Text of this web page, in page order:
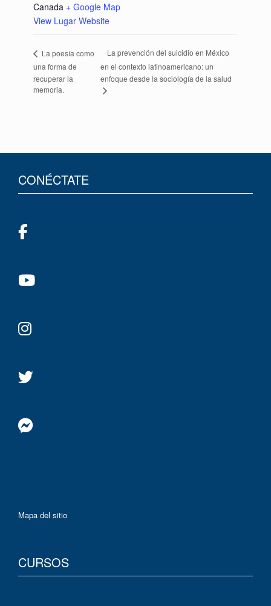
Canada + Google Map
View Lugar Website
La poesía como
una forma de
recuperar la
memoria.
La prevención del suicidio en México
en el contexto latinoamericano: un
enfoque desde la sociología de la salud
CONÉCTATE
Mapa del sitio
CURSOS